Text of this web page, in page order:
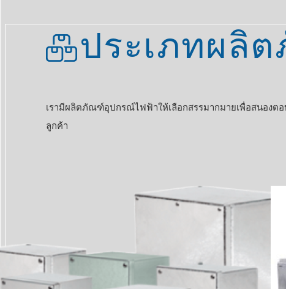
ประเภทผลิ
เรามีผลิตภัณฑ์อุปกรณ์ไฟฟ้าให้เลือกสรรมากมายเพื่อสนองต
ลูกค้า